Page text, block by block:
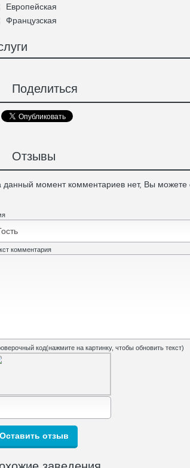
Европейская
Французская
Поделиться
Отзывы
данный момент комментариев нет, Вы можете
комментария
код(нажмите на картинку, чтобы обновить текст)